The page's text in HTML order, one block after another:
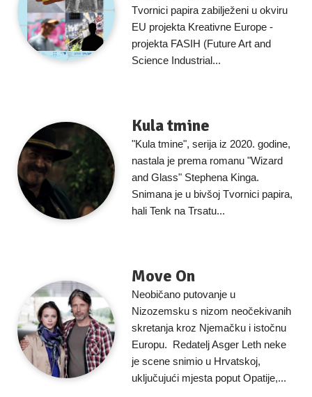
Tvornici papira zabilježeni u okviru
EU projekta Kreativne Europe -
projekta FASIH (Future Art and
Science Industrial...
Kula tmine
"Kula tmine", serija iz 2020. godine,
nastala je prema romanu "Wizard
and Glass" Stephena Kinga.
Snimana je u bivšoj Tvornici papira,
hali Tenk na Trsatu...
Move On
Neobičano putovanje u
Nizozemsku s nizom neočekivanih
skretanja kroz Njemačku i istočnu
Europu. Redatelj Asger Leth neke
je scene snimio u Hrvatskoj,
uključujući mjesta poput Opatije,...